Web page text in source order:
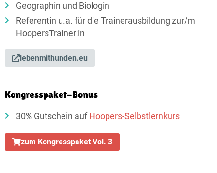
Geographin und Biologin
Referentin u.a. für die Trainerausbildung zur/m
HoopersTrainer:in
lebenmithunden.eu
Kongresspaket-Bonus
30% Gutschein auf Hoopers-Selbstlernkurs
zum Kongresspaket Vol. 3